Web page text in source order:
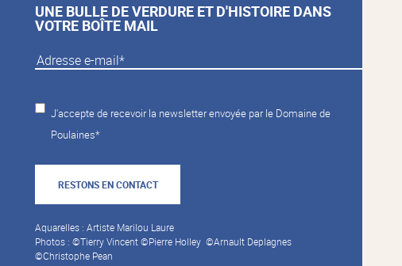
UNE BULLE DE VERDURE ET D'HISTOIRE DANS
VOTRE BOÎTE MAIL
J'accepte de recevoir la newsletter envoyée par le Domaine de
Poulaines*
RESTONS EN CONTACT
Aquarelles : Artiste Marilou Laure
Photos : ©Tierry Vincent ©Pierre Holley ©Arnault Deplagnes
©Christophe Pean